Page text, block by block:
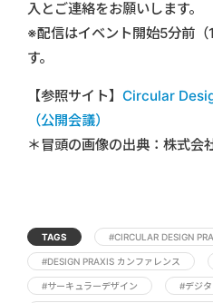
入とご連絡をお願いします。
※配信はイベント開始5分前（
す。
【参照サイト】 Circular
（公開会議）
＊冒頭の画像の出典：株式会
TAGS #CIRCULAR DESIGN
#DESIGN PRAXIS カンファレンス
#サーキュラーデザイン #デジ